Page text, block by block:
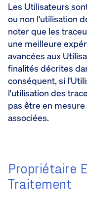
Les Utilisateurs
ou non l'utilisation
noter que les
une meilleure
avancées aux
finalités décrites
conséquent, si
l'utilisation des
pas être en
associées.
Propriétaire
Traitement